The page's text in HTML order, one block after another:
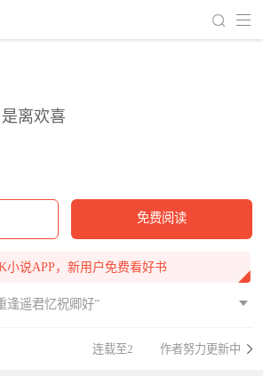
离欢喜
免费阅读
小说APP，新用户免费看好书
逢遥君忆祝卿好”
连载至2 作者努力更新中